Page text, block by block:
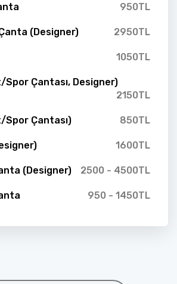
950TL
(Designer) 2950TL
1050TL
Spor Çantası, Designer)
2150TL
Spor Çantası) 850TL
1600TL
(Designer) 2500 - 4500TL
950 - 1450TL